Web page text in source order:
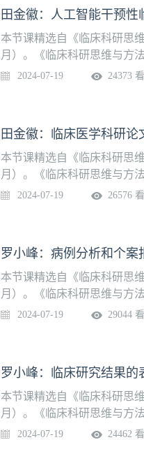
田金徽：人工智能干预性
本节课精选自《临床科研思
月）。《临床科研思维与方
深入，全面解析临床研究全
2024-07-19 24373
田金徽：临床医学科研论
本节课精选自《临床科研思
月）。《临床科研思维与方
深入，全面解析临床研究全
2024-07-19 26576
罗小峰：病例分析和个案
本节课精选自《临床科研思
月）。《临床科研思维与方
深入，全面解析临床研究全
2024-07-19 29044
罗小峰：临床研究结果的
本节课精选自《临床科研思
月）。《临床科研思维与方
深入，全面解析临床研究全
2024-07-19 24462